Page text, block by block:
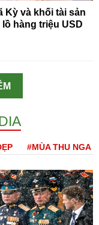
Kỳ và khối tài sản
lồ hàng triệu USD
#MÙA THU NGA